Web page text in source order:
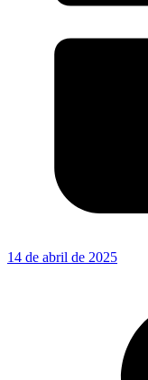
14 de abril de 2025